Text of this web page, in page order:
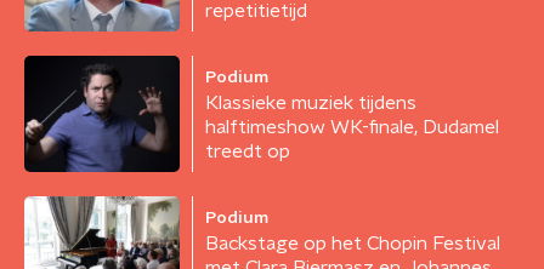
repetitietijd
Podium
Klassieke muziek tijdens
halftimeshow WK-finale, Dudamel
treedt op
Podium
Backstage op het Chopin Festival